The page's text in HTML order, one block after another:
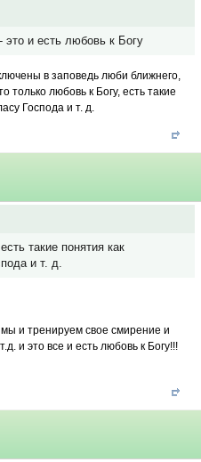
это и есть любовь к Богу
в заповедь люби ближнего,
только любовь к Богу, есть такие
Господа и т. д.
такие понятия как
и т. д.
и тренируем свое смирение и
и это все и есть любовь к Богу!!!